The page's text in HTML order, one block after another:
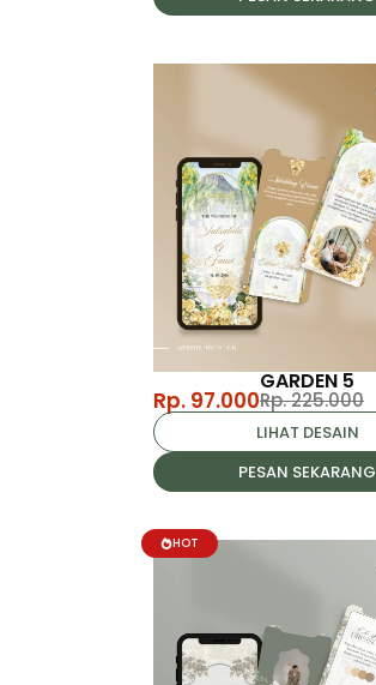
GARDEN 5
Rp. 97.000Rp. 225.000
LIHAT DESAIN
PESAN SEKARANG
HOT